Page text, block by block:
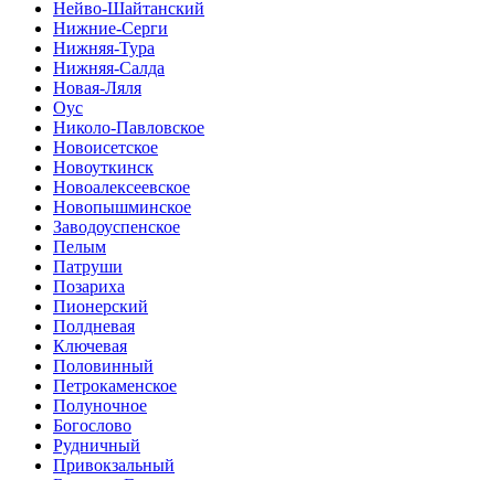
Нейво-Шайтанский
Нижние-Серги
Нижняя-Тура
Нижняя-Салда
Новая-Ляля
Оус
Николо-Павловское
Новоисетское
Новоуткинск
Новоалексеевское
Новопышминское
Заводоуспенское
Пелым
Патруши
Позариха
Пионерский
Полдневая
Ключевая
Половинный
Петрокаменское
Полуночное
Богослово
Рудничный
Привокзальный